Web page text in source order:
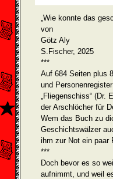
„Wie konnte das
von
Götz Aly
S.Fischer, 2025
***
Auf 684 Seiten plus
und
„Fliegenschiss“ (Dr.
der Arschlöcher für
Wem das Buch zu
Geschichtswälzer
ihm zur Not ein paar
***
Doch bevor es so
aufnimmt, und weil